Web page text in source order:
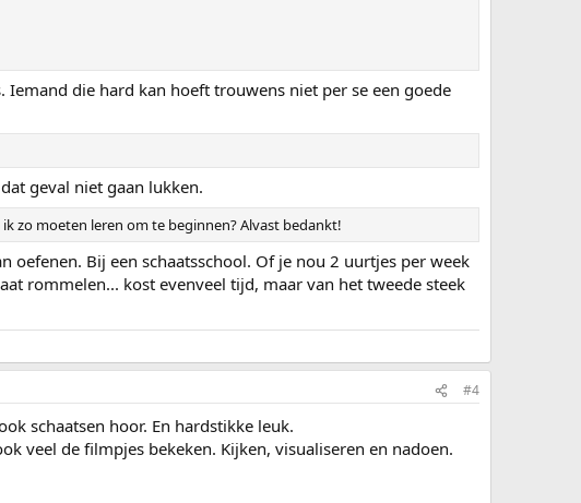
die hard kan hoeft trouwens niet per se een goede
geval niet gaan lukken.
ik zo moeten leren om te beginnen? Alvast bedankt!
oefenen. Bij een schaatsschool. Of je nou 2 uurtjes per week
rommelen... kost evenveel tijd, maar van het tweede steek
#4
schaatsen hoor. En hardstikke leuk.
veel de filmpjes bekeken. Kijken, visualiseren en nadoen.